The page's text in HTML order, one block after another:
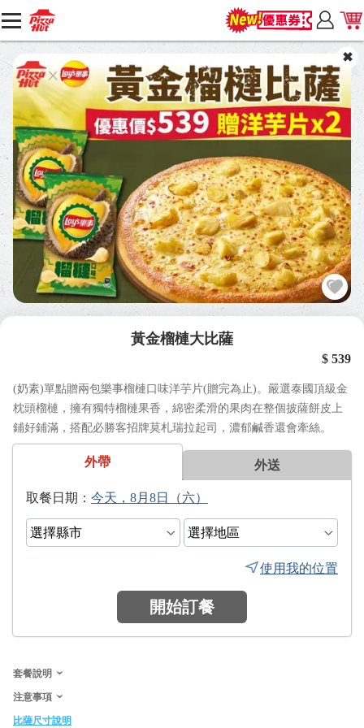
黃金榴槤大比薩
$ 539
(奶素)單點贈兩包樂事榴槤口味洋芋片(贈完為止)。嚴選泰國頂級金
枕頭榴槤，擁有獨特榴槤果香，綿密柔滑的果肉在整個披薩餅皮上
鋪好鋪滿，搭配必勝客招牌莫札瑞拉起司，濃郁鹹香還會牽絲。
外帶 外送
日期：
使用我的位置
開始訂餐
套餐說明
注意事項
比薩尺寸說明